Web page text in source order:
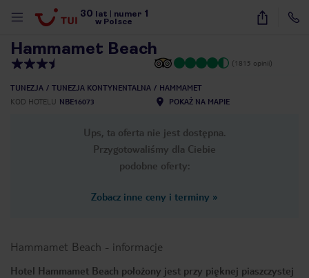
30 lat numer 1
w Polsce
26
Hammamet Beach
(1815 opinii)
TUNEZJA TUNEZJA KONTYNENTALNA
HAMMAMET
KOD HOTELU NBE16073 POKAŻ NA MAPIE
Ups, ta oferta nie jest dostępna.
Przygotowaliśmy dla Ciebie
podobne oferty:
Zobacz inne ceny i terminy »
Hammamet Beach - informacje
Hotel Hammamet Beach położony jest przy pięknej piaszczystej